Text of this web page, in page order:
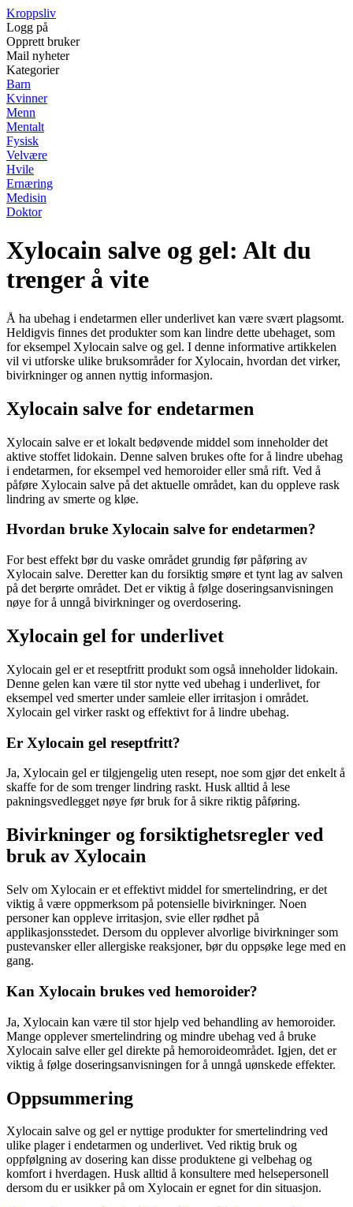
Kroppsliv
Logg på
Opprett bruker
Mail nyheter
Kategorier
Barn
Kvinner
Menn
Mentalt
Fysisk
Velvære
Hvile
Ernæring
Medisin
Doktor
Xylocain salve og gel: Alt du
trenger å vite
Å ha ubehag i endetarmen eller underlivet kan være svært plagsomt.
Heldigvis finnes det produkter som kan lindre dette ubehaget, som
for eksempel Xylocain salve og gel. I denne informative artikkelen
vil vi utforske ulike bruksområder for Xylocain, hvordan det virker,
bivirkninger og annen nyttig informasjon.
Xylocain salve for endetarmen
Xylocain salve er et lokalt bedøvende middel som inneholder det
aktive stoffet lidokain. Denne salven brukes ofte for å lindre ubehag
i endetarmen, for eksempel ved hemoroider eller små rift. Ved å
påføre Xylocain salve på det aktuelle området, kan du oppleve rask
lindring av smerte og kløe.
Hvordan bruke Xylocain salve for endetarmen?
For best effekt bør du vaske området grundig før påføring av
Xylocain salve. Deretter kan du forsiktig smøre et tynt lag av salven
på det berørte området. Det er viktig å følge doseringsanvisningen
nøye for å unngå bivirkninger og overdosering.
Xylocain gel for underlivet
Xylocain gel er et reseptfritt produkt som også inneholder lidokain.
Denne gelen kan være til stor nytte ved ubehag i underlivet, for
eksempel ved smerter under samleie eller irritasjon i området.
Xylocain gel virker raskt og effektivt for å lindre ubehag.
Er Xylocain gel reseptfritt?
Ja, Xylocain gel er tilgjengelig uten resept, noe som gjør det enkelt å
skaffe for de som trenger lindring raskt. Husk alltid å lese
pakningsvedlegget nøye før bruk for å sikre riktig påføring.
Bivirkninger og forsiktighetsregler ved
bruk av Xylocain
Selv om Xylocain er et effektivt middel for smertelindring, er det
viktig å være oppmerksom på potensielle bivirkninger. Noen
personer kan oppleve irritasjon, svie eller rødhet på
applikasjonsstedet. Dersom du opplever alvorlige bivirkninger som
pustevansker eller allergiske reaksjoner, bør du oppsøke lege med en
gang.
Kan Xylocain brukes ved hemoroider?
Ja, Xylocain kan være til stor hjelp ved behandling av hemoroider.
Mange opplever smertelindring og mindre ubehag ved å bruke
Xylocain salve eller gel direkte på hemoroideområdet. Igjen, det er
viktig å følge doseringsanvisningen for å unngå uønskede effekter.
Oppsummering
Xylocain salve og gel er nyttige produkter for smertelindring ved
ulike plager i endetarmen og underlivet. Ved riktig bruk og
oppfølgning av dosering kan disse produktene gi velbehag og
komfort i hverdagen. Husk alltid å konsultere med helsepersonell
dersom du er usikker på om Xylocain er egnet for din situasjon.